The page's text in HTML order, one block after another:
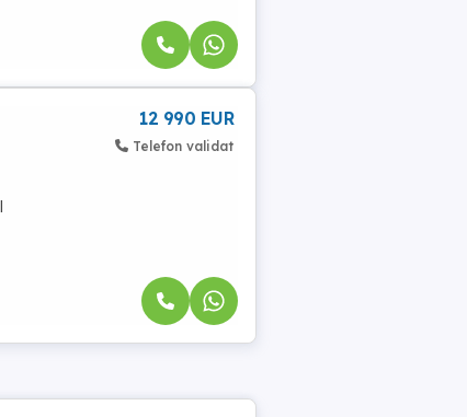
12 990 EUR
Telefon validat